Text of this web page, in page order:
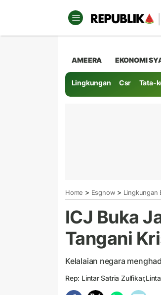
AMEERA EKONOMI
Lingkungan Csr Tata-
Home > Esgnow > Lingkungan
ICJ Buka
Tangani
Kelalaian negara
Rep: Lintar Satria